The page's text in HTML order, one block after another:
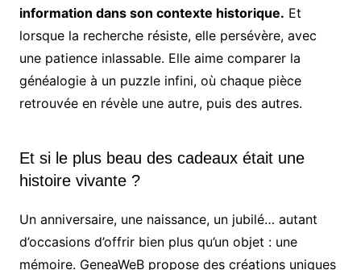
information dans son contexte historique. Et
lorsque la recherche résiste, elle persévère, avec
une patience inlassable. Elle aime comparer la
généalogie à un puzzle infini, où chaque pièce
retrouvée en révèle une autre, puis des autres.
Et si le plus beau des cadeaux était une
histoire vivante ?
Un anniversaire, une naissance, un jubilé… autant
d’occasions d’offrir bien plus qu’un objet : une
mémoire. GeneaWeB propose des créations uniques